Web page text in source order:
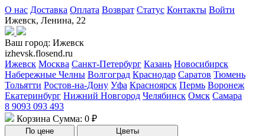
О нас Доставка Оплата Возврат Статус Контакты Войти
Ижевск, Ленина, 22
Ваш город: Ижевск
izhevsk.flosend.ru
Ижевск Москва Санкт-Петербург Казань Новосибирск
Набережные Челны Волгоград Краснодар Саратов Тюмень
Тольятти Ростов-на-Дону Уфа Красноярск Пермь Воронеж
Екатеринбург Нижний Новгород Челябинск Омск Самара
8 9093 093 493
Корзина Сумма: 0 ₽
По цене
Цветы